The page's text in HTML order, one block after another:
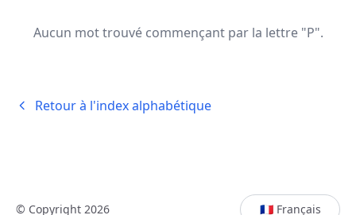
Aucun mot trouvé commençant par la lettre "P".
Retour à l'index alphabétique
© Copyright 2026